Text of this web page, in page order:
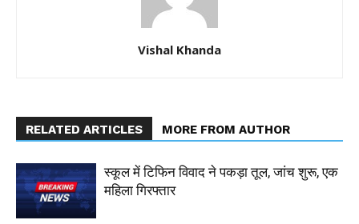
Vishal Khanda
RELATED ARTICLES MORE FROM AUTHOR
स्कूल में टिफिन विवाद ने पकड़ा तूल, जांच शुरू, एक
महिला गिरफ्तार